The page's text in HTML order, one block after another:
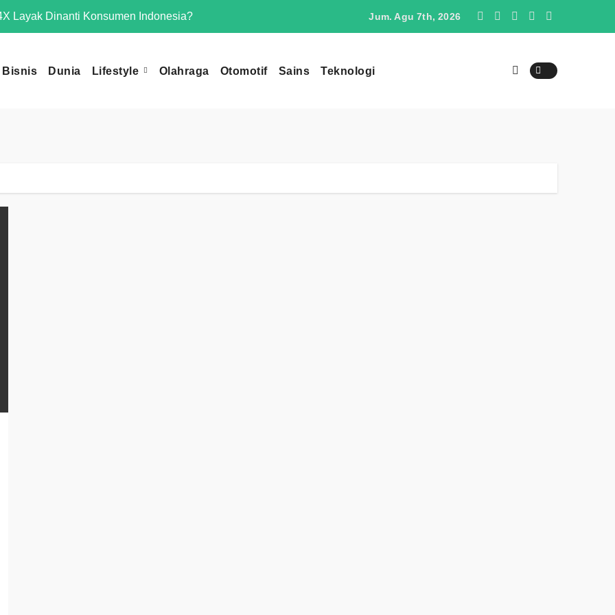
Layak Dinanti Konsumen Indonesia? Mengapa Omoda O4 Berpotensi Menjadi Penantang SUV Jepang di Indonesia
Jum. Agu 7th, 2026
Bisnis Dunia Lifestyle Olahraga Otomotif Sains Teknologi